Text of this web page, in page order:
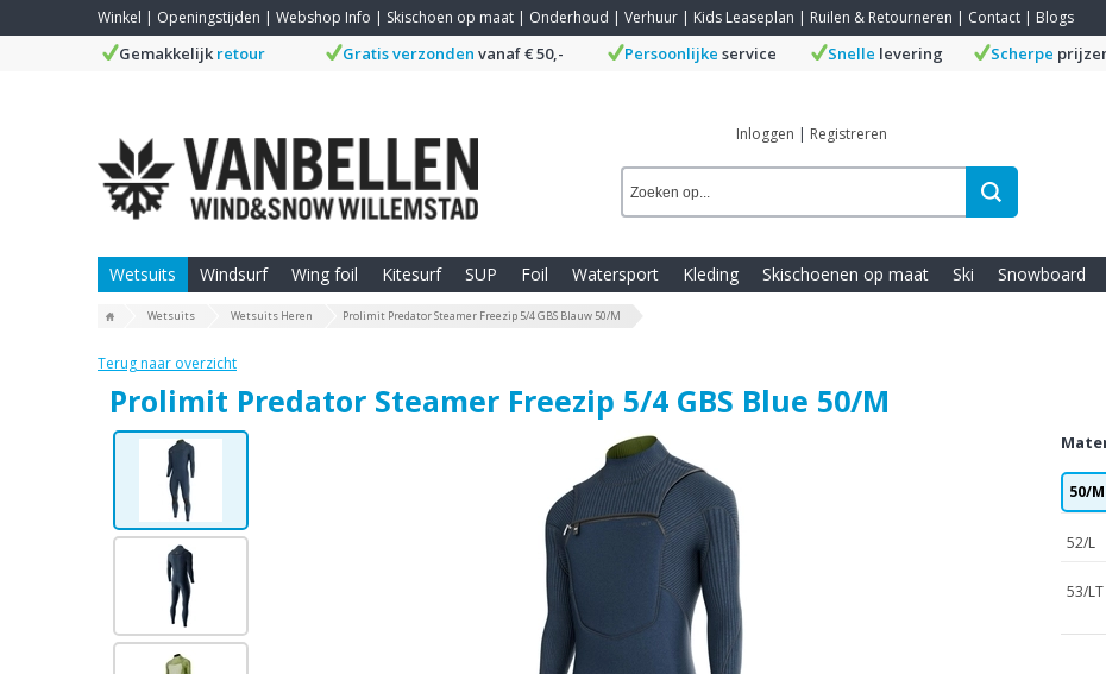
Winkel | Openingstijden | Webshop Info | Skischoen op maat | Onderhoud | Verhuur | Kids Leaseplan | Ruilen & Retourneren | Contact | Blogs
Gemakkelijk retour Gratis verzonden vanaf € 50,- Persoonlijke service Snelle levering Scherpe
Inloggen | Registreren
Wetsuits Windsurf Wing foil Kitesurf SUP Foil Watersport Kleding Skischoenen op maat Ski Snowboard
Wetsuits Wetsuits Heren Prolimit Predator Steamer Freezip 5/4 GBS Blauw 50/M
Terug naar overzicht
Prolimit Predator Steamer Freezip 5/4 GBS Blue 50/M
50/M
52/L
53/LT